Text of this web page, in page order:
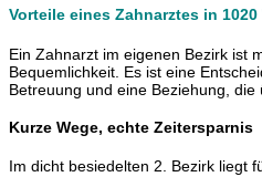
Vorteile eines Zahnarztes in 1020
Ein Zahnarzt im eigenen Bezirk ist
Bequemlichkeit. Es ist eine
Betreuung und eine Beziehung, die
Kurze Wege, echte Zeitersparnis
Im dicht besiedelten 2. Bezirk liegt